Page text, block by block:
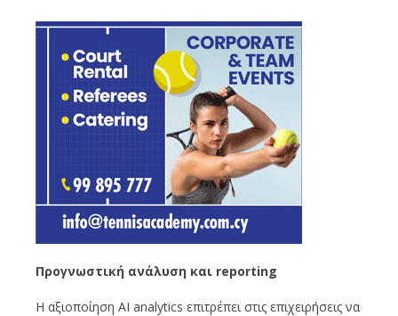
Προγνωστική ανάλυση και reporting
Η αξιοποίηση AI analytics επιτρέπει στις επιχειρήσεις να